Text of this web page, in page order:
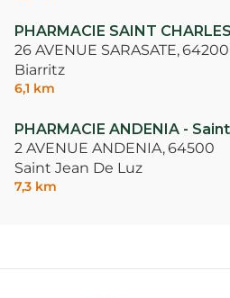
PHARMACIE SAINT
26 AVENUE SARASATE,64200
Biarritz
6,1 km
PHARMACIE ANDENIA -
2 AVENUE ANDENIA,64500
Saint Jean De Luz
7,3 km